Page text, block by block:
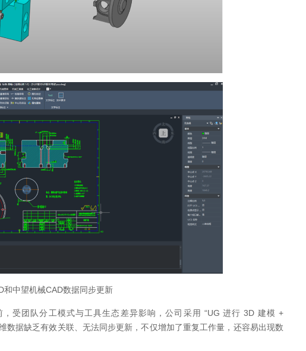
和中望机械CAD数据同步更新
受团队分工模式与工具生态差异影响，公司采用 “UG 进行 3D 建模 +
数据缺乏有效关联、无法同步更新，不仅增加了重复工作量，还容易出现数